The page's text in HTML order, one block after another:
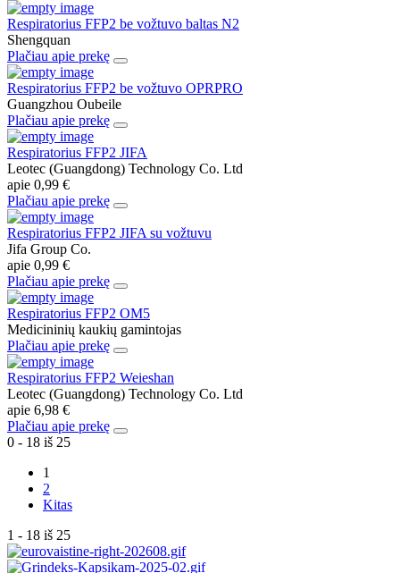
Respiratorius FFP2 be vožtuvo baltas N2
Shengquan
Plačiau apie prekę
Respiratorius FFP2 be vožtuvo OPRPRO
Guangzhou Oubeile
Plačiau apie prekę
Respiratorius FFP2 JIFA
Leotec (Guangdong) Technology Co. Ltd
apie 0,99 €
Plačiau apie prekę
Respiratorius FFP2 JIFA su vožtuvu
Jifa Group Co.
apie 0,99 €
Plačiau apie prekę
Respiratorius FFP2 OM5
Medicininių kaukių gamintojas
Plačiau apie prekę
Respiratorius FFP2 Weieshan
Leotec (Guangdong) Technology Co. Ltd
apie 6,98 €
Plačiau apie prekę
0 - 18 iš 25
1
2
Kitas
1 - 18 iš 25